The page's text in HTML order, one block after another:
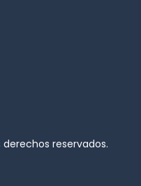
reservados.